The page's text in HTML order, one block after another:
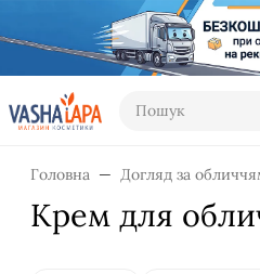
Пошук
Головна Догляд за
Крем для